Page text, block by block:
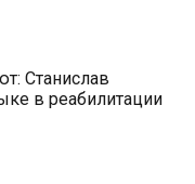
Станислав
в реабилитации